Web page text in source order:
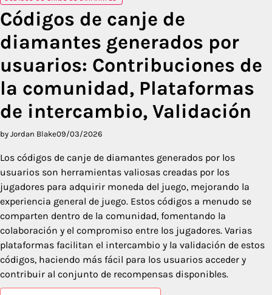
Códigos de canje de
diamantes generados por
usuarios: Contribuciones de
la comunidad, Plataformas
de intercambio, Validación
by Jordan Blake09/03/2026
Los códigos de canje de diamantes generados por los
usuarios son herramientas valiosas creadas por los
jugadores para adquirir moneda del juego, mejorando la
experiencia general de juego. Estos códigos a menudo se
comparten dentro de la comunidad, fomentando la
colaboración y el compromiso entre los jugadores. Varias
plataformas facilitan el intercambio y la validación de estos
códigos, haciendo más fácil para los usuarios acceder y
contribuir al conjunto de recompensas disponibles.